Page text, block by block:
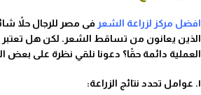
افضل مركز لزراعة الشعر فى مصر للرجال حلاً
الذين يعانون من تساقط الشعر. لكن هل تعتبر
العملية دائمة حقًا؟ دعونا نلقي نظرة على بعض
١. عوامل تحدد نتائج الزراعة: